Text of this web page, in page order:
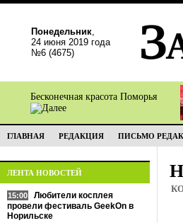
Понедельник,
24 июня 2019 года
№6 (4675)
Бесконечная красота Поморья
ГЛАВНАЯ РЕДАКЦИЯ ПИСЬМО
ЛЕНТА НОВОСТЕЙ
15:00
Любители косплея
провели фестиваль GeekOn в
Норильске